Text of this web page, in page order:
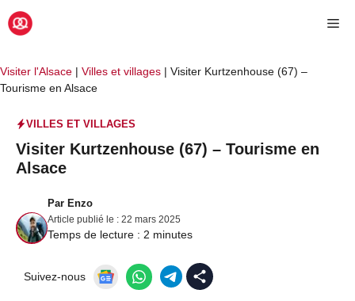
Aller
au
Visiter l'Alsace | Villes et villages | Visiter Kurtzenhouse (67) –
Tourisme en Alsace
VILLES ET VILLAGES
Visiter Kurtzenhouse (67) – Tourisme en
Alsace
Par Enzo
Article publié le : 22 mars 2025
Temps de lecture : 2 minutes
Suivez-nous